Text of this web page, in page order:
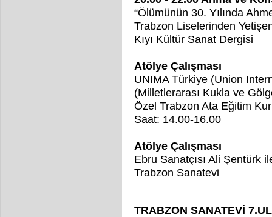
“Ölümünün 30. Yılında
Trabzon Liselerinden
Kıyı Kültür Sanat Dergisi
Atölye Çalışması
UNIMA Türkiye (Union
(Milletlerarası Kukla ve
Özel Trabzon Ata Eğitim
Saat: 14.00-16.00
Atölye Çalışması
Ebru Sanatçısı Ali Şentürk
Trabzon Sanatevi
TRABZON SANATEVİ